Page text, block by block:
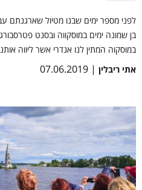
לפני מספר ימים שבנו מטיול שארגנתם
בן שמונה ימים במוסקווה ובסנט
במוסקוה המתין לנו אנדרי אשר ליווה
אתי ריבלין | 07.06.2019